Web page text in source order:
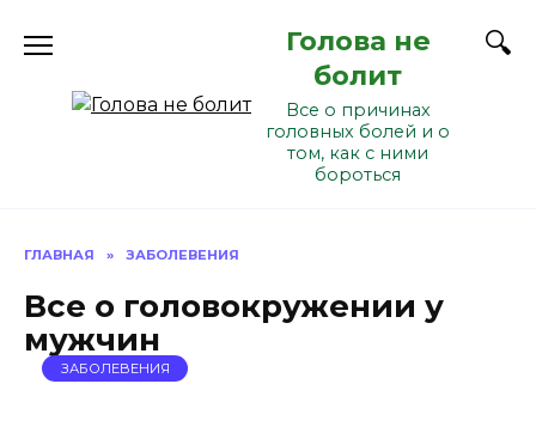
Голова не
болит
Все о причинах
головных болей и о
том, как с ними
бороться
ГЛАВНАЯ » ЗАБОЛЕВЕНИЯ
Все о головокружении у
мужчин
ЗАБОЛЕВЕНИЯ